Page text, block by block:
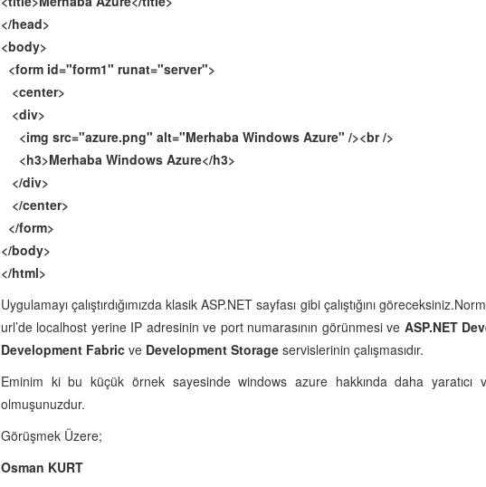
</head>
<body>
<form id="form1" runat="server">
<center>
<div>
<img src="azure.png" alt="Merhaba Windows Azure" /><br />
<h3>Merhaba Windows Azure</h3>
</div>
</center>
</form>
</body>
</html>
Uygulamayı çalıştırdığımızda klasik ASP.NET sayfası gibi çalıştığını
url’de localhost yerine IP adresinin ve port numarasının görünmesi ve ASP.NET
Development Fabric ve Development Storage servislerinin çalışmasıdır.
Eminim ki bu küçük örnek sayesinde windows azure hakkında daha yaratıcı
olmuşunuzdur.
Görüşmek Üzere;
Osman KURT